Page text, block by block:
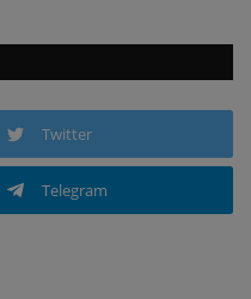
Twitter
Telegram